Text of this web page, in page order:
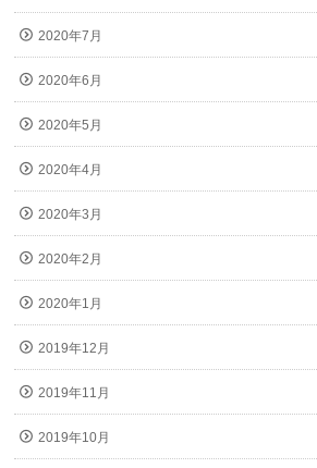
2020年7月
2020年6月
2020年5月
2020年4月
2020年3月
2020年2月
2020年1月
2019年12月
2019年11月
2019年10月